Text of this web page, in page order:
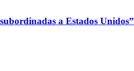
a Estados Unidos”